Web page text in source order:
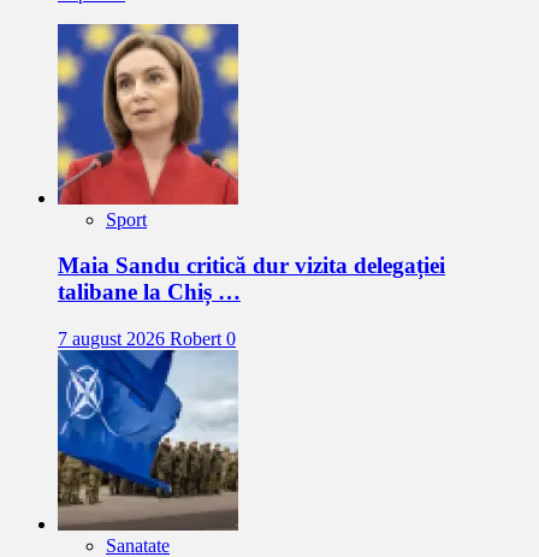
Sport
Maia Sandu critică dur vizita delegației
talibane la Chiș …
7 august 2026 Robert 0
Sanatate